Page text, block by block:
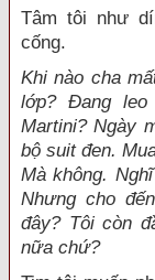
Tâm tôi như
cống.
Khi nào cha
lớp? Đang
Martini? Ngày
bộ suit đen.
Mà không.
Nhưng cho
đây? Tôi còn
nữa chứ?